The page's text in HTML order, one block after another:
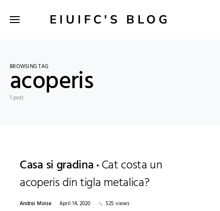
EIUIFC'S BLOG
BROWSING TAG
acoperis
1 post
Casa si gradina Cat costa un
acoperis din tigla metalica?
Andrei Moise April 14, 2020
525 views